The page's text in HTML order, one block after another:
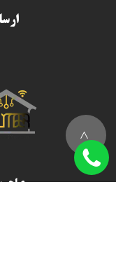
>
صاحب